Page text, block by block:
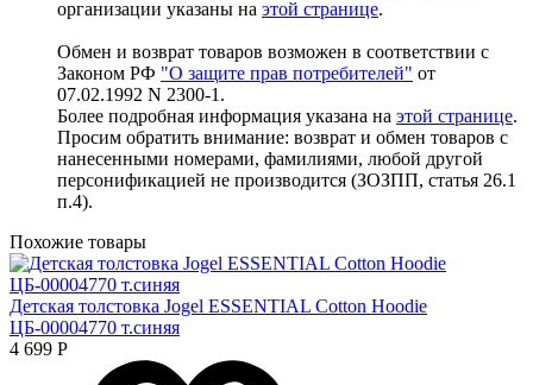
организации указаны на этой странице.
Обмен и возврат товаров возможен в соответствии с
Законом РФ "О защите прав потребителей" от
07.02.1992 N 2300-1.
Более подробная информация указана на этой странице.
Просим обратить внимание: возврат и обмен товаров с
нанесенными номерами, фамилиями, любой другой
персонификацией не производится (ЗОЗПП, статья 26.1
п.4).
Похожие товары
Детская толстовка Jogel ESSENTIAL Cotton Hoodie
ЦБ-00004770 т.синяя
4 699 Р